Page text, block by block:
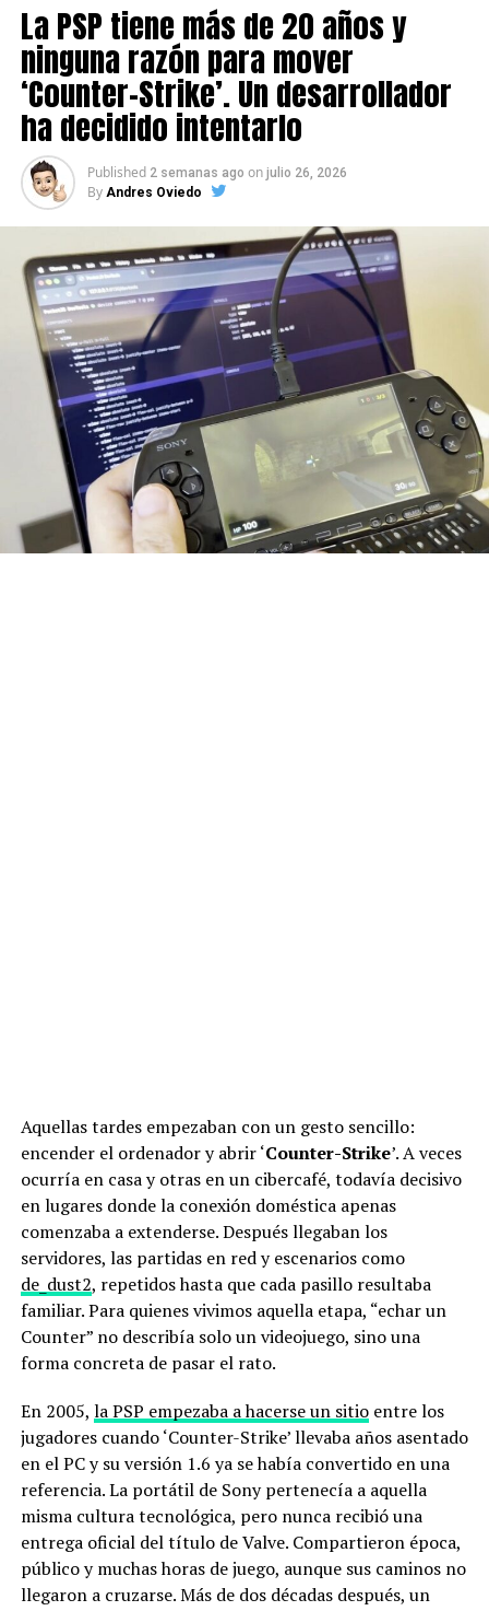
La PSP tiene más de 20 años y
ninguna razón para mover
‘Counter-Strike’. Un desarrollador
ha decidido intentarlo
Published 2 semanas ago on julio 26, 2026
By Andres Oviedo
Aquellas tardes empezaban con un gesto sencillo:
encender el ordenador y abrir ‘Counter-Strike’. A veces
ocurría en casa y otras en un cibercafé, todavía decisivo
en lugares donde la conexión doméstica apenas
comenzaba a extenderse. Después llegaban los
servidores, las partidas en red y escenarios como
de_dust2, repetidos hasta que cada pasillo resultaba
familiar. Para quienes vivimos aquella etapa, “echar un
Counter” no describía solo un videojuego, sino una
forma concreta de pasar el rato.
En 2005, la PSP empezaba a hacerse un sitioentre los
jugadores cuando ‘Counter-Strike’ llevaba años asentado
en el PC y su versión 1.6 ya se había convertido en una
referencia. La portátil de Sony pertenecía a aquella
misma cultura tecnológica, pero nunca recibió una
entrega oficial del título de Valve. Compartieron época,
público y muchas horas de juego, aunque sus caminos no
llegaron a cruzarse. Más de dos décadas después, un